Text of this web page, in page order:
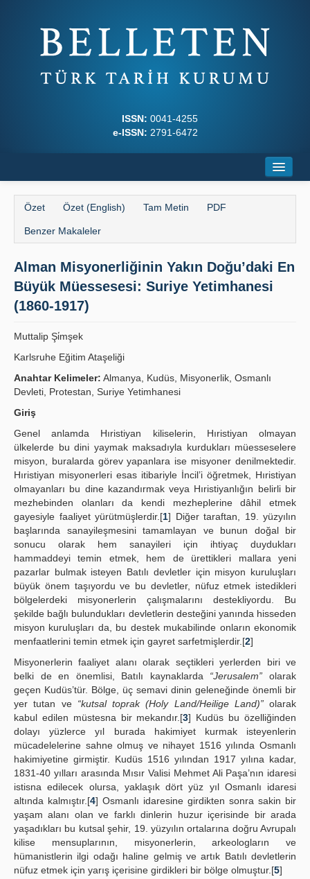
ISSN: 0041-4255
e-ISSN: 2791-6472
Dergi Kurulları
Yazım Kuralları
İlkeler
Kılavuzlar
İletişim
Özet Özet (English) Tam Metin PDF
Benzer Makaleler
Alman Misyonerliğinin Yakın Doğu’daki En
Büyük Müessesesi: Suriye Yetimhanesi
(1860-1917)
Muttalip Şi̇mşek
Karlsruhe Eğitim Ataşeliği
Anahtar Kelimeler: Almanya, Kudüs, Misyonerlik, Osmanlı
Devleti, Protestan, Suriye Yetimhanesi
Giriş
Genel anlamda Hıristiyan kiliselerin, Hıristiyan olmayan
ülkelerde bu dini yaymak maksadıyla kurdukları müesseselere
misyon, buralarda görev yapanlara ise misyoner denilmektedir.
Hıristiyan misyonerleri esas itibariyle İncil’i öğretmek, Hıristiyan
olmayanları bu dine kazandırmak veya Hıristiyanlığın belirli bir
mezhebinden olanları da kendi mezheplerine dâhil etmek
gayesiyle faaliyet yürütmüşlerdir.[1] Diğer taraftan, 19. yüzyılın
başlarında sanayileşmesini tamamlayan ve bunun doğal bir
sonucu olarak hem sanayileri için ihtiyaç duydukları
hammaddeyi temin etmek, hem de ürettikleri mallara yeni
pazarlar bulmak isteyen Batılı devletler için misyon kuruluşları
büyük önem taşıyordu ve bu devletler, nüfuz etmek istedikleri
bölgelerdeki misyonerlerin çalışmalarını destekliyordu. Bu
şekilde bağlı bulundukları devletlerin desteğini yanında hisseden
misyon kuruluşları da, bu destek mukabilinde onların ekonomik
menfaatlerini temin etmek için gayret sarfetmişlerdir.[2]
Misyonerlerin faaliyet alanı olarak seçtikleri yerlerden biri ve
belki de en önemlisi, Batılı kaynaklarda “Jerusalem” olarak
geçen Kudüs’tür. Bölge, üç semavi dinin geleneğinde önemli bir
yer tutan ve “kutsal toprak (Holy Land/Heilige Land)”olarak
kabul edilen müstesna bir mekandır.[3] Kudüs bu özelliğinden
dolayı yüzlerce yıl burada hakimiyet kurmak isteyenlerin
mücadelelerine sahne olmuş ve nihayet 1516 yılında Osmanlı
hakimiyetine girmiştir. Kudüs 1516 yılından 1917 yılına kadar,
1831-40 yılları arasında Mısır Valisi Mehmet Ali Paşa’nın idaresi
istisna edilecek olursa, yaklaşık dört yüz yıl Osmanlı idaresi
altında kalmıştır.[4] Osmanlı idaresine girdikten sonra sakin bir
yaşam alanı olan ve farklı dinlerin huzur içerisinde bir arada
yaşadıkları bu kutsal şehir, 19. yüzyılın ortalarına doğru Avrupalı
kilise mensuplarının, misyonerlerin, arkeologların ve
hümanistlerin ilgi odağı haline gelmiş ve artık Batılı devletlerin
nüfuz etmek için yarış içerisine girdikleri bir bölge olmuştur.[5]